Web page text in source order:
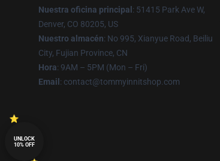
Nuestra oficina principal : 51415 Park Ave W,
Denver, CO 80205, US
Nuestro almacén: No 995, Xianyue Road, Beiliu
City, Fujian Province, CN
Hora: 9AM – 5PM (Mon – Fri)
Email : contact@tommyinnitshop.com
UNLOCK
10% OFF